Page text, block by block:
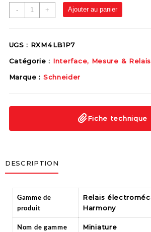
- + Ajouter au panier
UGS : RXM4LB1P7
Catégorie : Interface, Mesure &
Marque : Schneider
Fiche technique
DESCRIPTION
Gamme de
produit
Relais
Harmony
Nom de gamme Miniature